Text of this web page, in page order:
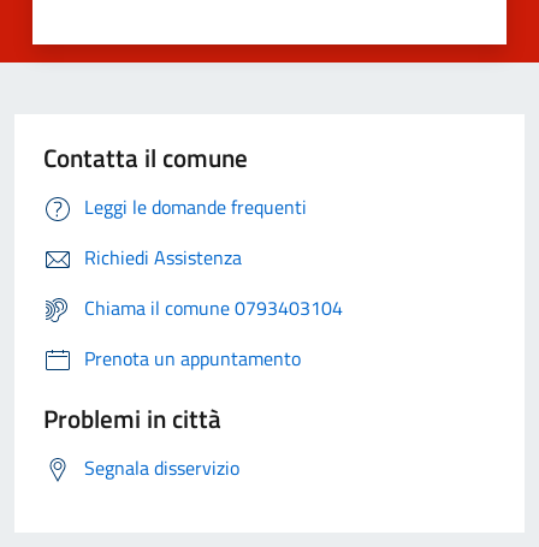
Contatta il comune
Leggi le domande frequenti
Richiedi Assistenza
Chiama il comune 0793403104
Prenota un appuntamento
Problemi in città
Segnala disservizio